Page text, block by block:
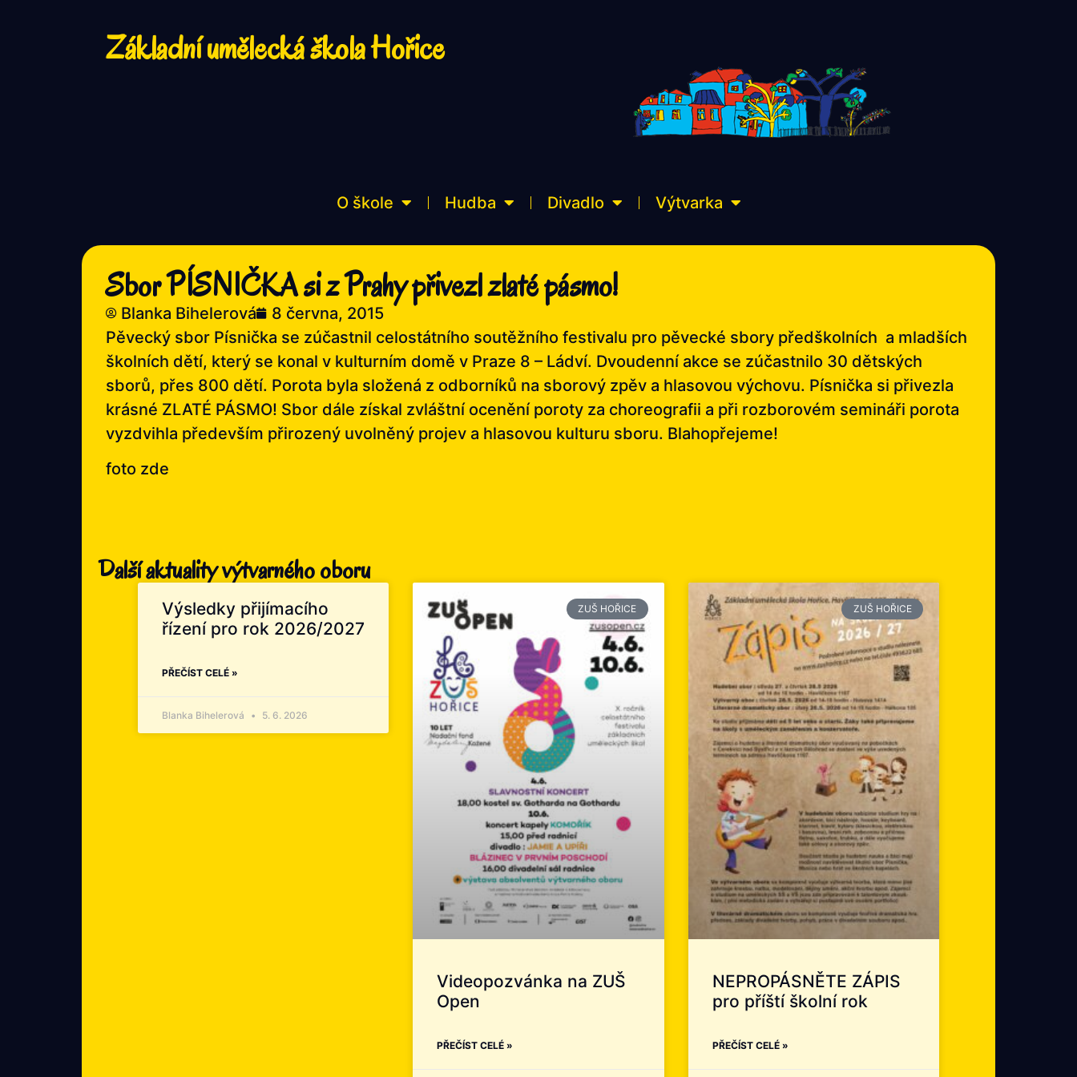
Základní umělecká škola Hořice
O škole Hudba Divadlo Výtvarka
Sbor PÍSNIČKA si z Prahy přivezl zlaté pásmo!
Blanka Bihelerová
8 června, 2015
Pěvecký sbor Písnička se zúčastnil celostátního soutěžního festivalu pro pěvecké sbory předškolních a mladších
školních dětí, který se konal v kulturním domě v Praze 8 – Ládví. Dvoudenní akce se zúčastnilo 30 dětských
sborů, přes 800 dětí. Porota byla složená z odborníků na sborový zpěv a hlasovou výchovu. Písnička si přivezla
krásné ZLATÉ PÁSMO! Sbor dále získal zvláštní ocenění poroty za choreografii a při rozborovém semináři porota
vyzdvihla především přirozený uvolněný projev a hlasovou kulturu sboru. Blahopřejeme!
foto zde
Další aktuality výtvarného oboru
Výsledky přijímacího
řízení pro rok 2026/2027
PŘEČÍST CELÉ »
Blanka Bihelerová 5. 6. 2026
ZUŠ HOŘICE
Videopozvánka na ZUŠ
Open
PŘEČÍST CELÉ »
ZUŠ HOŘICE
NEPROPÁSNĚTE ZÁPIS
pro příští školní rok
PŘEČÍST CELÉ »